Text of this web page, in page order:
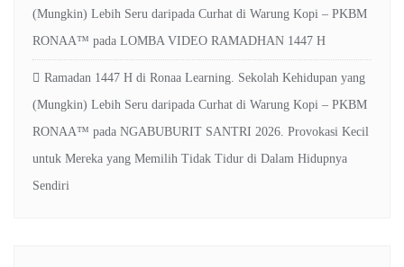
(Mungkin) Lebih Seru daripada Curhat di Warung Kopi – PKBM
RONAA™ pada LOMBA VIDEO RAMADHAN 1447 H
Ramadan 1447 H di Ronaa Learning. Sekolah Kehidupan yang
(Mungkin) Lebih Seru daripada Curhat di Warung Kopi – PKBM
RONAA™ pada NGABUBURIT SANTRI 2026. Provokasi Kecil
untuk Mereka yang Memilih Tidak Tidur di Dalam Hidupnya
Sendiri